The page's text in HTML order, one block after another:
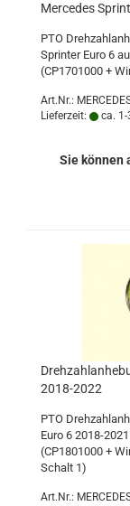
Mercedes
PTO
Sprinter Euro 6
(CP1701000 +
Art.Nr.:
Lieferzeit:
ca. 1-
Sie können
2018-2022
PTO
Euro 6 2018-2021
(CP1801000 +
Schalt 1)
Art.Nr.: